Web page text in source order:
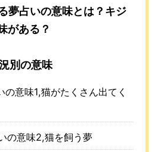
夢占いの意味とは？キジ
がある？
別の意味
の意味1,猫がたくさん出てく
の意味2,猫を飼う夢